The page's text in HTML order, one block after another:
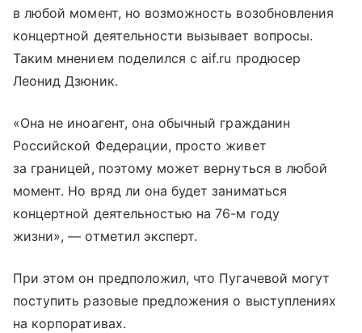
в любой момент, но возможность возобновления
концертной деятельности вызывает вопросы.
Таким мнением поделился с aif.ru продюсер
Леонид Дзюник.
«Она не иноагент, она обычный гражданин
Российской Федерации, просто живет
за границей, поэтому может вернуться в любой
момент. Но вряд ли она будет заниматься
концертной деятельностью на 76-м году
жизни», — отметил эксперт.
При этом он предположил, что Пугачевой могут
поступить разовые предложения о выступлениях
на корпоративах.